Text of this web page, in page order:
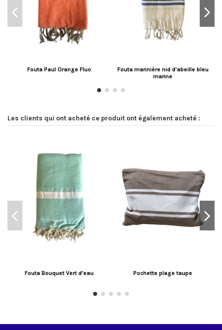
Fouta Paul Orange Fluo
Fouta marinière nid d'abeille bleu
marine
Les clients qui ont acheté ce produit ont également acheté :
Fouta Bouquet Vert d'eau Pochette plage taupe